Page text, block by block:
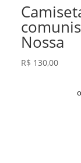
Nossa
R$ 130,00